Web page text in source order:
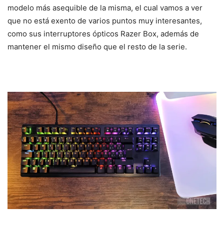
modelo más asequible de la misma, el cual vamos a ver
que no está exento de varios puntos muy interesantes,
como sus interruptores ópticos Razer Box, además de
mantener el mismo diseño que el resto de la serie.